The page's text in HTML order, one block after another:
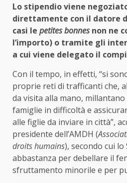
Lo stipendio viene
direttamente con il datore
casi le petites bonnesnon ne
l’importo) o tramite gli
a cui viene delegato il
Con il tempo, in effetti, “si
proprie reti di trafficanti che,
da visita alla mano,
famiglie in difficoltà e
alle figlie da inviare in città”,
presidente dell’AMDH (
droits humains), secondo cui
abbastanza per debellare il
sfruttamento minorile e per